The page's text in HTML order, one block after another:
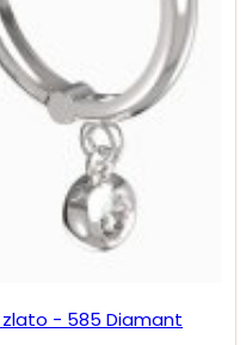
zlato - 585 Diamant